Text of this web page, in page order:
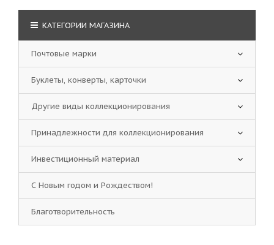
КАТЕГОРИИ МАГАЗИНА
Почтовые марки
Буклеты, конверты, карточки
Другие виды коллекционирования
Принадлежности для коллекционирования
Инвестиционный материал
С Новым годом и Рождеством!
Благотворительность